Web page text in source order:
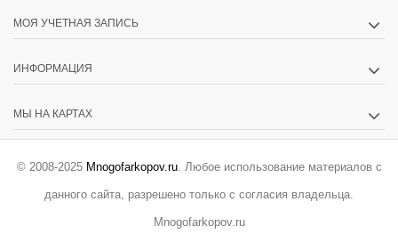
МОЯ УЧЕТНАЯ ЗАПИСЬ
ИНФОРМАЦИЯ
МЫ НА КАРТАХ
© 2008-2025 Mnogofarkopov.ru. Любое использование материалов с
данного сайта, разрешено только с согласия владельца.
Mnogofarkopov.ru